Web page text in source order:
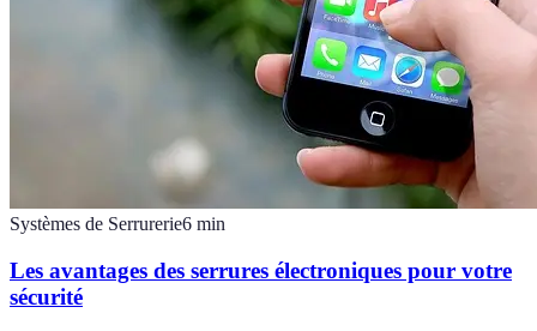
Systèmes de Serrurerie6 min
Les avantages des serrures électroniques pour votre
sécurité